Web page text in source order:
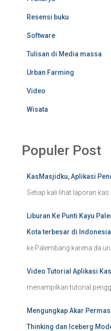
Resensi buku
Software
Tulisan di Media massa
Urban Farming
Video
Wisata
Populer Post
KasMasjidku, Aplikasi
Setiap kali lihat laporan kas
Liburan Ke Punti Kayu
Kota terbesar di Indonesia
ke Palembang karena da
Video Tutorial Aplikasi
menampilkan tutorial
Mengungkap Akar
Thinking dan Iceberg